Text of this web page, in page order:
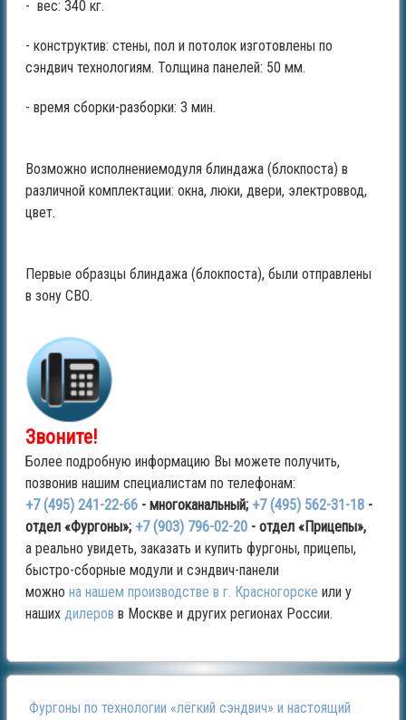
- вес: 340 кг.
- конструктив: стены, пол и потолок изготовлены по
сэндвич технологиям. Толщина панелей: 50 мм.
- время сборки-разборки: 3 мин.
Возможно исполнениемодуля блиндажа (блокпоста) в
различной комплектации: окна, люки, двери, электроввод,
цвет.
Первые образцы блиндажа (блокпоста), были отправлены
в зону СВО.
Звоните!
Более подробную информацию Вы можете получить,
позвонив нашим специалистам по телефонам:
+7 (495) 241-22-66 - многоканальный; +7 (495) 562-31-18 -
отдел «Фургоны»; +7 (903) 796-02-20 - отдел «Прицепы»,
а реально увидеть, заказать и купить фургоны, прицепы,
быстро-сборные модули и сэндвич-панели
можно на нашем производстве в г. Красногорске или у
наших дилеров в Москве и других регионах России.
Фургоны по технологии «лёгкий сэндвич» и настоящий